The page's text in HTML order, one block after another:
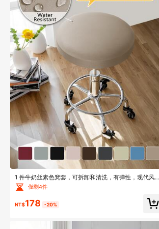
1 件牛奶丝素色凳套，可拆卸和清洗，有弹性，现代风
格，四季防尘高端酒吧凳套，适用于家庭，摩卡色，浅灰
色，秋季装饰，房间装饰，返校，学校用品
僅剩4件
NT$178 -20%